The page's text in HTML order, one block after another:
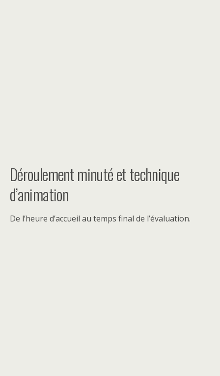
Déroulement minuté et technique
d’animation
De l’heure d’accueil au temps final de l’évaluation.